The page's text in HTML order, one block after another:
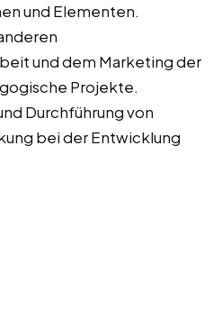
und Elementen.
und dem Marketing der
Projekte.
Durchführung von
bei der Entwicklung